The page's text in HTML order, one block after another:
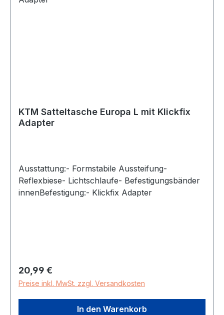
KTM Satteltasche Europa L mit Klickfix
Adapter
Ausstattung:- Formstabile Aussteifung-
Reflexbiese- Lichtschlaufe- Befestigungsbänder
innenBefestigung:- Klickfix Adapter
Regulärer Preis:
20,99 €
Preise inkl. MwSt. zzgl. Versandkosten
In den Warenkorb